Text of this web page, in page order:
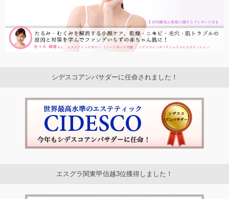
シデスコアンバサダーに任命されました！
エスグラ関東甲信越3位獲得しました！